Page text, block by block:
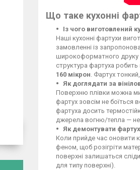
Що таке кухонні
Із чого виготовлений
Наші кухонні фартухи
замовленні із
широкоформатного друку
структура фартуха
160 мікрон . Фартух
Як доглядати за
Поверхню плівки можна
фартух зовсім не боїться
фартуха досить
джерела вогню/тепла —
Як демонтувати
Коли прийде час оновити
феном, щоб розігріти
поверхні залишаться
для типу поверхні).